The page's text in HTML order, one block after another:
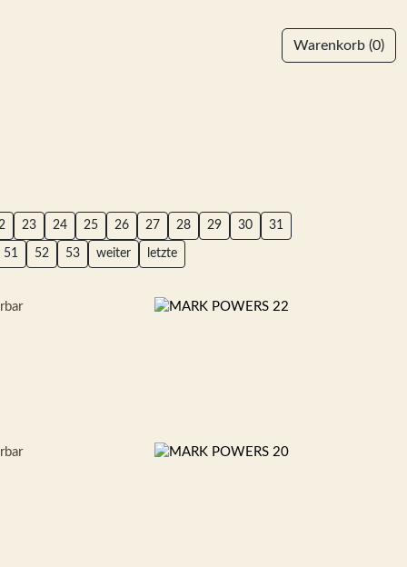
Warenkorb (0)
23 24 25 26 27 28 29 30 31
51 52 53 weiter letzte